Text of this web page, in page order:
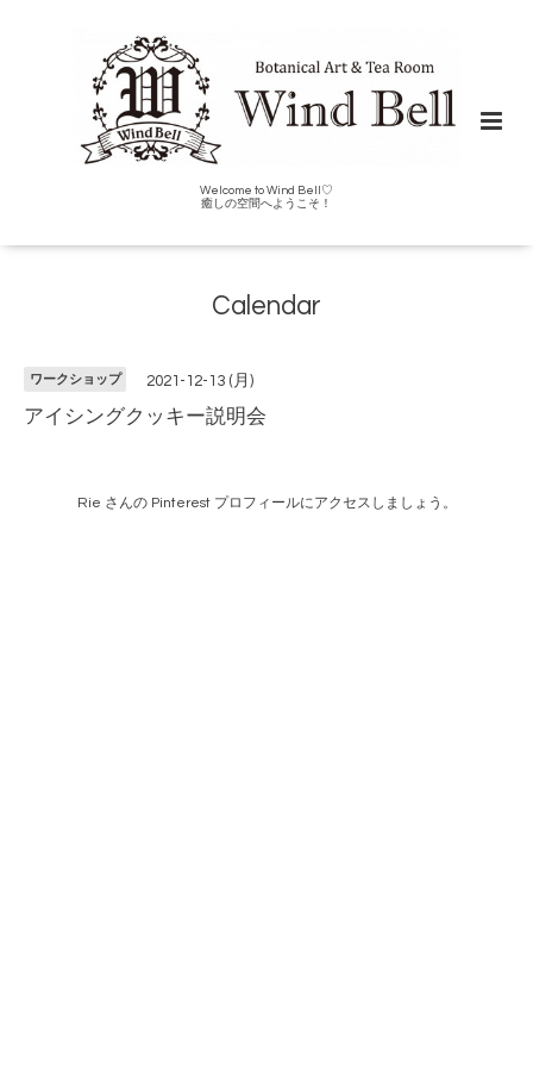
Welcome to Wind Bell♡
癒しの空間へようこそ！
Calendar
ワークショップ 2021-12-13 (月)
アイシングクッキー説明会
Rie さんの Pinterest プロフィールにアクセスしましょう。